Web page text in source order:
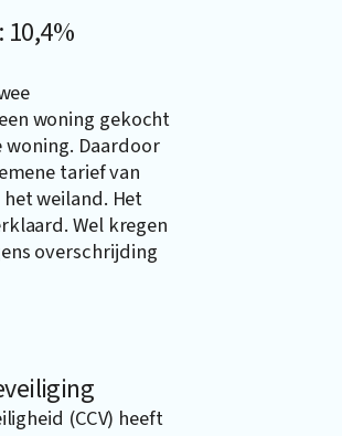
woning gekocht
Daardoor
tarief van
weiland. Het
Wel kregen
overschrijding
(CCV) heeft